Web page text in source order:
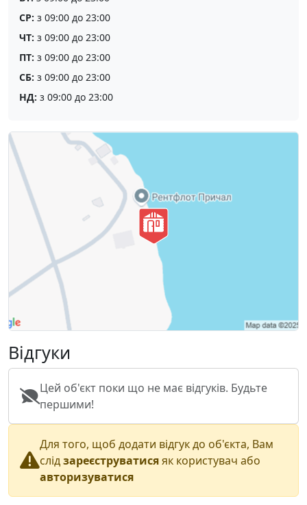
СР: з 09:00 до 23:00
ЧТ: з 09:00 до 23:00
ПТ: з 09:00 до 23:00
СБ: з 09:00 до 23:00
НД: з 09:00 до 23:00
Відгуки
Цей об'єкт поки що не має відгуків. Будьте
першими!
Для того, щоб додати відгук до об'єкта, Вам
слідзареєструватисяяк користувач або
авторизуватися